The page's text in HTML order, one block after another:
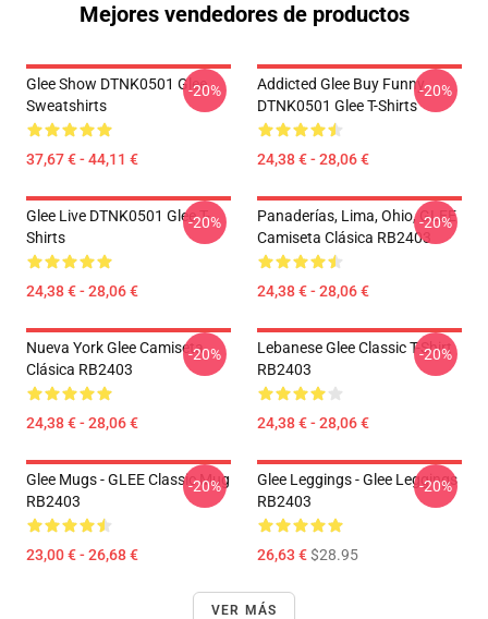
Mejores vendedores de productos
Glee Show DTNK0501 Glee
Sweatshirts
37,67 € - 44,11 €
-20%
Addicted Glee Buy Funny
DTNK0501 Glee T-Shirts
24,38 € - 28,06 €
-20%
Glee Live DTNK0501 Glee T-
Shirts
24,38 € - 28,06 €
-20%
Panaderías, Lima, Ohio, GLEE
Camiseta Clásica RB2403
24,38 € - 28,06 €
-20%
Nueva York Glee Camiseta
Clásica RB2403
24,38 € - 28,06 €
-20%
Lebanese Glee Classic T-Shirt
RB2403
24,38 € - 28,06 €
-20%
Glee Mugs - GLEE Classic Mug
RB2403
23,00 € - 26,68 €
-20%
Glee Leggings - Glee Leggings
RB2403
26,63 €$28.95
-20%
VER MÁS